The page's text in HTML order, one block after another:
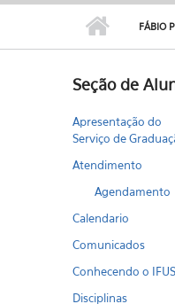
FÁBIO
Seção de
Apresentação do
Serviço de
Atendimento
Agendamento
Calendario
Comunicados
Conhecendo o
Disciplinas